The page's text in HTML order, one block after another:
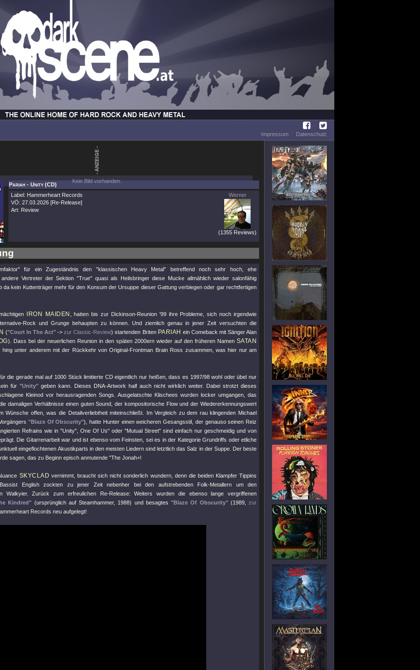
Impressum
Datenschutz
Kein Bild vorhanden.
Pariah - Unity (CD)
Label: Hammerheart Records
VÖ: 27.03.2026 [Re-Release]
Art: Review
Werner
(1355 Reviews)
für ein Zugeständnis den "klassischen Heavy Metal" betreffend noch sehr hoch, ehe
andere Vertreter der Sektion "True" quasi als Heilsbringer diese Mucke allmählich wieder salonfähig
da kein Kuttenträger mehr für den Konsum der Ursuppe dieser Gattung verbiegen oder gar rechtfertigen
IRON MAIDEN
, hatten bis zur Dickinson-Reunion '99 ihre Probleme, sich noch irgendwie
Rock und Grunge behaupten zu können. Und ziemlich genau in jener Zeit versuchten die
("Court In The Act" ->zur Classic-Review) startenden Briten PARIAH ein Comeback mit Sänger Alan
). Dass bei der neuerlichen Reunion in den späten 2000ern wieder auf den früheren Namen SATAN
hing unter anderem mit der Rückkehr von Original-Frontman Brain Ross zusammen, was hier nur am
die gerade mal auf 1000 Stück limitierte CD eigentlich nur heißen, dass es 1997/98 wohl oder übel nur
für "Unity" geben kann. Dieses DNA-Artwork half auch nicht wirklich weiter. Dabei strotzt dieses
Kleinod vor herausragenden Songs. Ausgelatschte Klischees wurden locker umgangen, das
damaligen Verhältnisse einen guten Sound, der kompositorische Flow und der Wiedererkennungswert
Wünsche offen, was die Detailverliebtheit miteinschließt. Im Vergleich zu dem rau klingenden Michael
"Blaze Of Obscurity"), hatte Hunter einen weicheren Gesangsstil, der genauso seinen Reiz
Refrains wie in "Unity" , One Of Us" oder "Mutual Street" sind einfach nur geschmeidig und von
Die Gitarrenarbeit war und ist ebenso vom Feinsten, sei es in der Kategorie Grundriffs oder etliche
eingeflochtenen Akustikparts in den meisten Liedern sind letztlich das Salz in der Suppe. Der beste
sagen, das zu Beginn episch anmutende "The Jonah+!
SKYCLAD vernimmt, braucht sich nicht sonderlich wundern, denn die beiden Klampfer Tippins
English zockten zu jener Zeit nebenher bei den aufstrebenden Folk-Metallern um den
Walkyier. Zurück zum erfreulichen Re-Release: Weiters wurden die ebenso lange vergriffenen
Kindred" (ursprünglich auf Steamhammer, 1988) und besagtes"Blaze Of Obscurity"(1989,zur
Records neu aufgelegt!